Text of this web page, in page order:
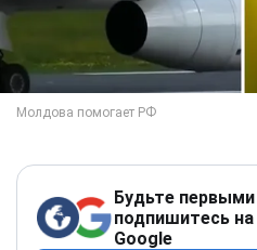
Будьте первыми
подпишитесь на
Google